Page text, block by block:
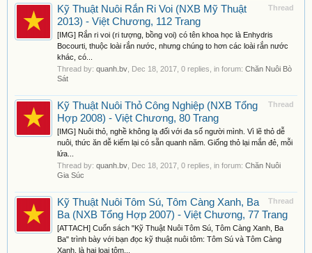
Thread
Kỹ Thuật Nuôi Rắn Ri Voi (NXB Mỹ Thuật
2013) - Việt Chương, 112 Trang
[IMG] Rắn ri voi (ri tượng, bồng voi) có tên khoa học là Enhydris
Bocourti, thuộc loài rắn nước, nhưng chúng to hơn các loài rắn nước
khác, có...
Thread by: quanh.bv Dec 18, 2017 , 0 replies, in forum: Chăn Nuôi Bò
Sát
Thread
Kỹ Thuật Nuôi Thỏ Công Nghiệp (NXB Tổng
Hợp 2008) - Việt Chương, 80 Trang
[IMG] Nuôi thỏ, nghề không lạ đối với đa số người mình. Vì lẽ thỏ dễ
nuôi, thức ăn dễ kiếm lại có sẵn quanh năm. Giống thỏ lại mắn đẻ, mỗi
lứa...
Thread by: quanh.bv Dec 18, 2017 , 0 replies, in forum: Chăn Nuôi
Gia Súc
Thread
Kỹ Thuật Nuôi Tôm Sú, Tôm Càng Xanh, Ba
Ba (NXB Tổng Hợp 2007) - Việt Chương, 77 Trang
[ATTACH] Cuốn sách "Kỹ Thuật Nuôi Tôm Sú, Tôm Càng Xanh, Ba
Ba" trình bày với bạn đọc kỹ thuật nuôi tôm: Tôm Sú và Tôm Càng
Xanh, là hai loại tôm...